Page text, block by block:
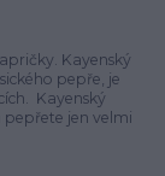
Kayenský
pepře, je
Kayenský
pepřete jen velmi